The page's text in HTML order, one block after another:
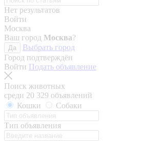
Нет результатов
Войти
Москва
Ваш город Москва?
Да
Выбрать город
Город подтверждён
Войти Подать объявление
Поиск животных
среди 20 329 объявлений
Кошки
Собаки
Тип объявления